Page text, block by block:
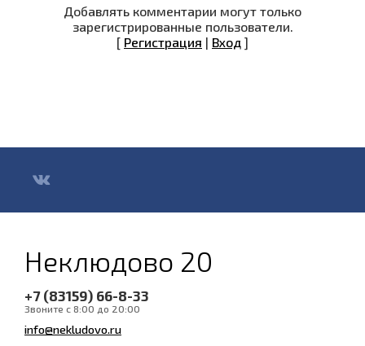
Добавлять комментарии могут только
зарегистрированные пользователи.
[ Регистрация | Вход ]
Неклюдово 20
+7 (83159) 66-8-33
Звоните с 8:00 до 20:00
info@nekludovo.ru